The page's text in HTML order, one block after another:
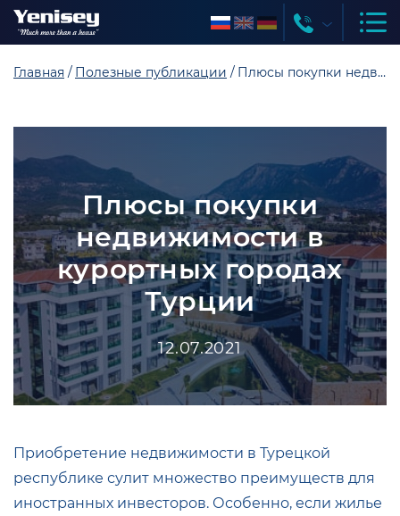
Главная Полезные публикации Плюсы покупки недвижимости в курортных городах Турции
Плюсы покупки
недвижимости в
курортных городах
Турции
12.07.2021
Приобретение недвижимости в Турецкой
республике сулит множество преимуществ для
иностранных инвесторов. Особенно, если жилье